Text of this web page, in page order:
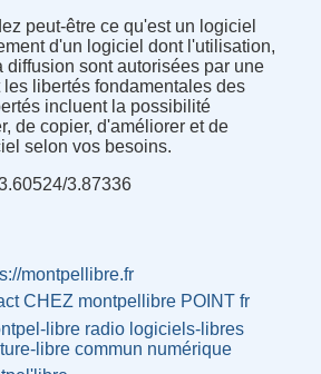
peut-être ce qu'est un logiciel
d'un logiciel dont l'utilisation,
diffusion sont autorisées par une
les libertés fondamentales des
incluent la possibilité
de copier, d'améliorer et de
selon vos besoins.
3.87336
montpellibre.fr
CHEZ montpellibre POINT fr
libre radio logiciels-libres
libre commun numérique